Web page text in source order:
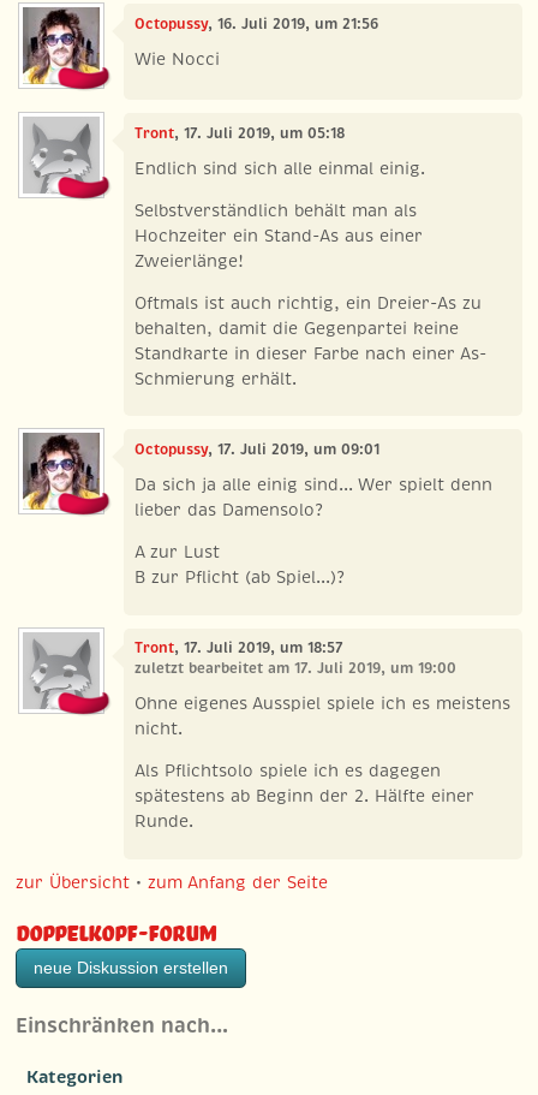
Octopussy, 16. Juli 2019, um 21:56
Wie Nocci
Tront, 17. Juli 2019, um 05:18
Endlich sind sich alle einmal einig.
Selbstverständlich behält man als
Hochzeiter ein Stand-As aus einer
Zweierlänge!
Oftmals ist auch richtig, ein Dreier-As zu
behalten, damit die Gegenpartei keine
Standkarte in dieser Farbe nach einer As-
Schmierung erhält.
Octopussy, 17. Juli 2019, um 09:01
Da sich ja alle einig sind... Wer spielt denn
lieber das Damensolo?
A zur Lust
B zur Pflicht (ab Spiel...)?
Tront, 17. Juli 2019, um 18:57
zuletzt bearbeitet am 17. Juli 2019, um 19:00
Ohne eigenes Ausspiel spiele ich es meistens
nicht.
Als Pflichtsolo spiele ich es dagegen
spätestens ab Beginn der 2. Hälfte einer
Runde.
zur Übersicht •zum Anfang der Seite
Doppelkopf-Forum
neue Diskussion erstellen
Einschränken nach…
Kategorien